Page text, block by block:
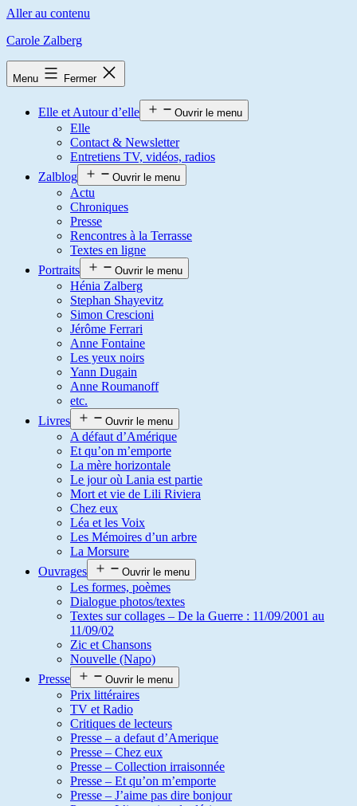
Aller au contenu
Carole Zalberg
Menu Fermer
Elle et Autour d’elle Ouvrir le menu
Elle
Contact & Newsletter
Entretiens TV, vidéos, radios
Zalblog
Ouvrir le menu
Actu
Chroniques
Presse
Rencontres à la Terrasse
Textes en ligne
Portraits
Ouvrir le menu
Hénia Zalberg
Stephan Shayevitz
Simon Crescioni
Jérôme Ferrari
Anne Fontaine
Les yeux noirs
Yann Dugain
Anne Roumanoff
etc.
Livres
Ouvrir le menu
A défaut d’Amérique
Et qu’on m’emporte
La mère horizontale
Le jour où Lania est partie
Mort et vie de Lili Riviera
Chez eux
Léa et les Voix
Les Mémoires d’un arbre
La Morsure
Ouvrages
Ouvrir le menu
Les formes, poèmes
Dialogue photos/textes
Textes sur collages – De la Guerre : 11/09/2001 au
11/09/02
Zic et Chansons
Nouvelle (Napo)
Presse
Ouvrir le menu
Prix littéraires
TV et Radio
Critiques de lecteurs
Presse – a defaut d’Amerique
Presse – Chez eux
Presse – Collection irraisonnée
Presse – Et qu’on m’emporte
Presse – J’aime pas dire bonjour